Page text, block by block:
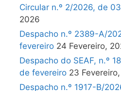
Circular n.º 2/2026, de
2026
Despacho n.º 2389-A/
fevereiro 24 Fevereiro,
Despacho do SEAF, n.º
de fevereiro 23
Despacho n.º 1917-B/